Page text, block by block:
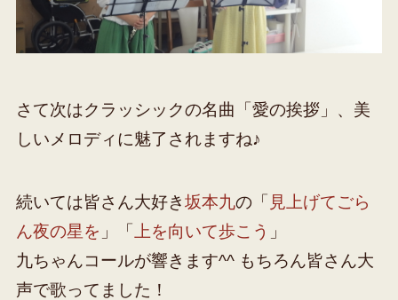
さて次はクラッシックの名曲「愛の挨拶」、美
しいメロディに魅了されますね♪
続いては皆さん大好き坂本九の「 見上げてごら
ん夜の星を 」「 上を向いて歩こう 」
九ちゃんコールが響きます^^ もちろん皆さん大
声で歌ってました！